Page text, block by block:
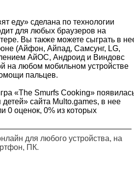
еду» сделана по технологии
для любых браузеров на
Вы также можете сыграть в
(Айфон, Айпад, Самсунг, LG,
АйОС, Андроид и Виндовс
на любом мобильном устройстве
пальцев.
«The Smurfs Cooking»
сайта Multo.games, в нее
0 оценок, 0% из которых
для любого устройства, на
ПК.